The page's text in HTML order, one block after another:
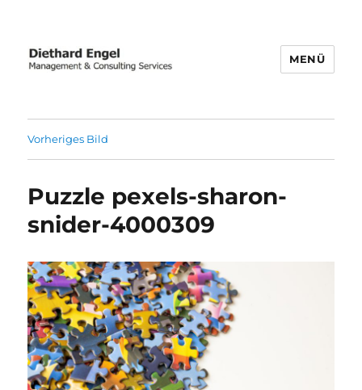
merger Integration | Carve-out
MENÜ
Vorheriges Bild
Puzzle pexels-sharon-
snider-4000309